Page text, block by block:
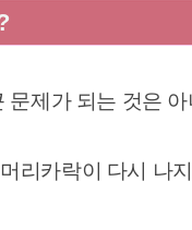
제가 되는 것은
리카락이 다시 나